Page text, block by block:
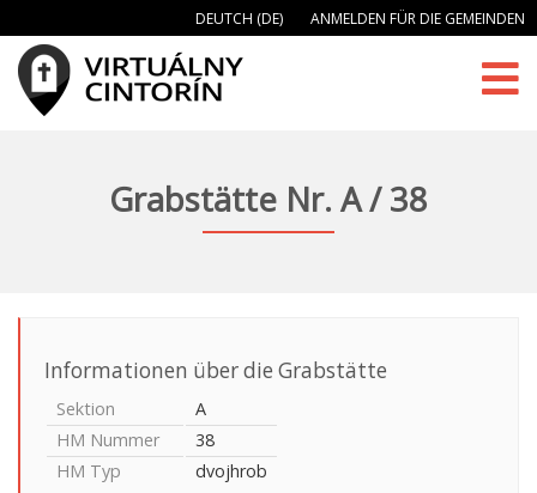
DEUTCH (DE) ANMELDEN FÜR DIE GEMEINDEN
Grabstätte Nr. A / 38
Informationen über die Grabstätte
Sektion
A
HM Nummer
38
HM Typ
dvojhrob